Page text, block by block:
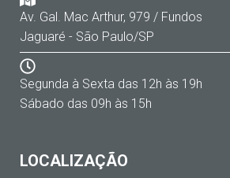
Av. Gal. Mac Arthur, 979 / Fundos
Jaguaré - São Paulo/SP
Segunda à Sexta das 12h às 19h
Sábado das 09h às 15h
LOCALIZAÇÃO